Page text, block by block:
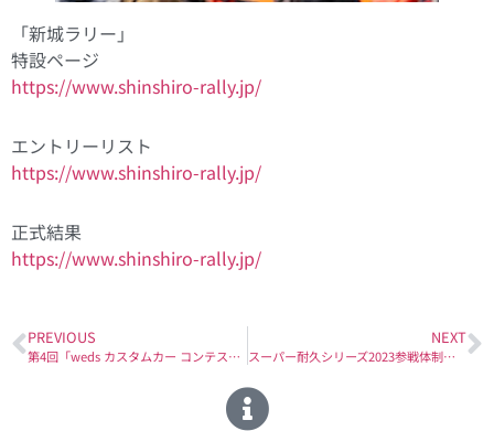
「新城ラリー」
特設ページ
https://www.shinshiro-rally.jp/
エントリーリスト
https://www.shinshiro-rally.jp/
正式結果
https://www.shinshiro-rally.jp/
PREVIOUS
第4回「weds カスタムカー コンテスト」開催します
NEXT
スーパー耐久シリーズ2023参戦体制概要